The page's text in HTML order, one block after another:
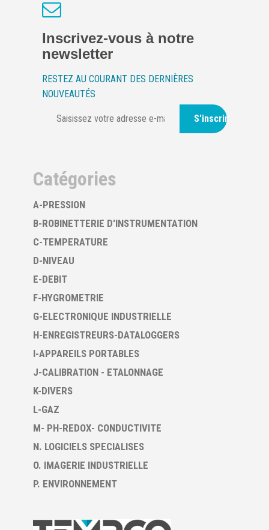
Inscrivez-vous à notre
newsletter
RESTEZ AU COURANT DES DERNIÈRES
NOUVEAUTÉS
S'inscrire
Catégories
A-PRESSION
B-ROBINETTERIE D'INSTRUMENTATION
C-TEMPERATURE
D-NIVEAU
E-DEBIT
F-HYGROMETRIE
G-ELECTRONIQUE INDUSTRIELLE
H-ENREGISTREURS-DATALOGGERS
I-APPAREILS PORTABLES
J-CALIBRATION - ETALONNAGE
K-DIVERS
L-GAZ
M- PH-REDOX- CONDUCTIVITE
N. LOGICIELS SPECIALISES
O. IMAGERIE INDUSTRIELLE
P. ENVIRONNEMENT